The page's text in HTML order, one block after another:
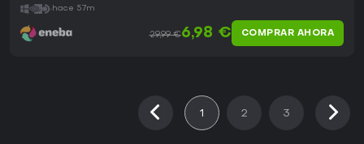
hace 57m
29,99 €6,98 € COMPRAR AHORA
1 2 3